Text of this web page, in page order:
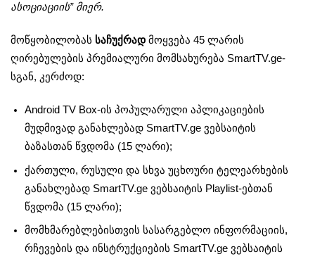
ასოციაციის” მიერ.
მოწყობილობას საჩუქრად მოყვება 45 ლარის
ღირებულების პრემიალური მომსახურება SmartTV.ge-
სგან, კერძოდ:
Android TV Box-ის პოპულარული აპლიკაციების
მუდმივად განახლებად SmartTV.ge ვებსაიტის
ბაზასთან წვდომა (15 ლარი);
ქართული, რუსული და სხვა უცხოური ტელეარხების
განახლებად SmartTV.ge ვებსაიტის Playlist-ებთან
წვდომა (15 ლარი);
მომხმარებლებისთვის სასარგებლო ინფორმაციის,
რჩევების და ინსტრუქციების SmartTV.ge ვებსაიტის